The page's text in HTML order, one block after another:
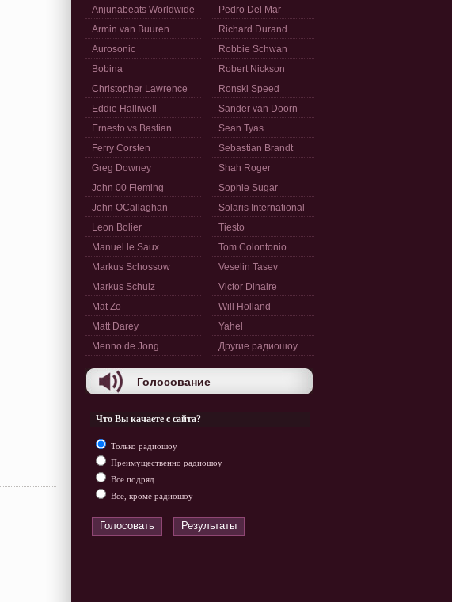
Anjunabeats Worldwide
Armin van Buuren
Aurosonic
Bobina
Christopher Lawrence
Eddie Halliwell
Ernesto vs Bastian
Ferry Corsten
Greg Downey
John 00 Fleming
John OCallaghan
Leon Bolier
Manuel le Saux
Markus Schossow
Markus Schulz
Mat Zo
Matt Darey
Menno de Jong
Pedro Del Mar
Richard Durand
Robbie Schwan
Robert Nickson
Ronski Speed
Sander van Doorn
Sean Tyas
Sebastian Brandt
Shah Roger
Sophie Sugar
Solaris International
Tiesto
Tom Colontonio
Veselin Tasev
Victor Dinaire
Will Holland
Yahel
Другие радиошоу
Голосование
Что Вы качаете с сайта?
Только радиошоу
Преимущественно радиошоу
Все подряд
Все, кроме радиошоу
Голосовать Результаты